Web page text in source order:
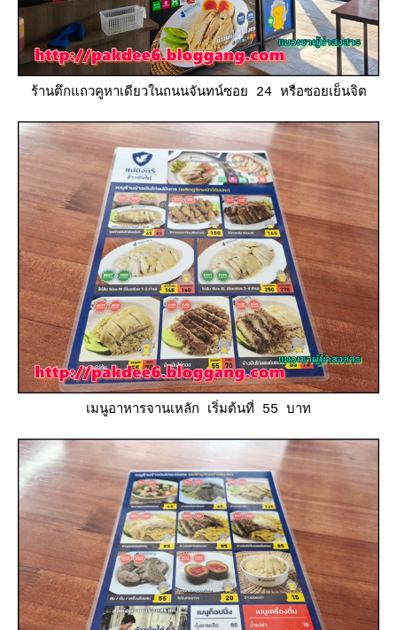
ร้านตึกแถวคูหาเดียวในถนนจันทน์ซอย 24 หรือซอยเย็นจิต
เมนูอาหารจานเหลัก เริ่มต้นที่ 55 บาท